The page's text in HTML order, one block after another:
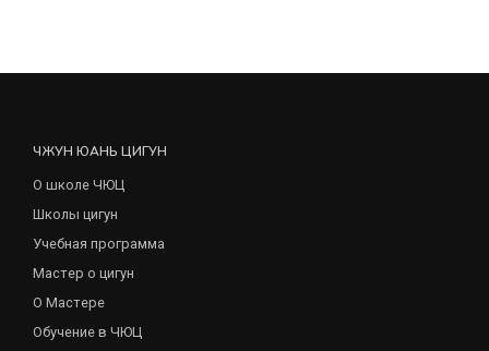
ЧЖУН ЮАНЬ ЦИГУН
О школе ЧЮЦ
Школы цигун
Учебная программа
Мастер о цигун
О Мастере
Обучение в ЧЮЦ